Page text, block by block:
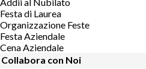
Festa di Laurea
Organizzazione Feste
Festa Aziendale
Cena Aziendale
Collabora con Noi